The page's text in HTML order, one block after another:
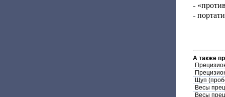
-
-
А также
Щуп
Весы
Весы